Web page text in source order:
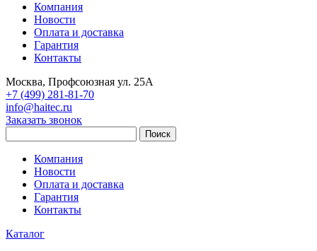
Компания
Новости
Оплата и доставка
Гарантия
Контакты
Москва, Профсоюзная ул. 25А
+7 (499) 281-81-70
info@haitec.ru
Заказать звонок
Поиск
Компания
Новости
Оплата и доставка
Гарантия
Контакты
Каталог